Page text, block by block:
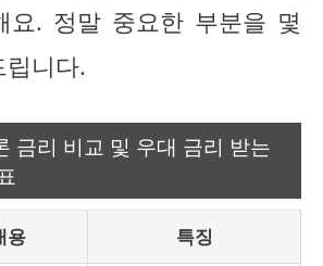
요. 정말 중요한 부분을 몇
립니다.
금리 비교 및 우대 금리 받는
용 특징